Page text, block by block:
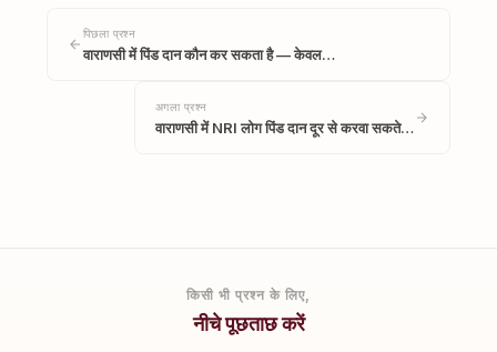
पिछला प्रश्न
वाराणसी में पिंड दान कौन कर सकता है — केवल…
अगला प्रश्न
वाराणसी में NRI लोग पिंड दान दूर से करवा सकते…
किसी भी प्रश्न के लिए,
नीचे पूछताछ करें